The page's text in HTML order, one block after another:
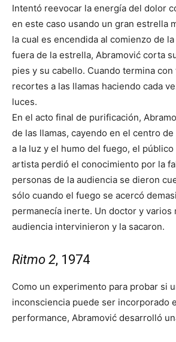
Intentó reevocar la energía del dolor
en este caso usando un gran estrella
la cual es encendida al comienzo de
fuera de la estrella, Abramović corta
pies y su cabello. Cuando termina con
recortes a las llamas haciendo cada
luces.
En el acto final de purificación,
de las llamas, cayendo en el centro
a la luz y el humo del fuego, el
artista perdió el conocimiento por la
personas de la audiencia se dieron
sólo cuando el fuego se acercó
permanecía inerte. Un doctor y varios
audiencia intervinieron y la sacaron.
Ritmo 2, 1974
Como un experimento para probar si
inconsciencia puede ser incorporado
performance, Abramović desarrolló